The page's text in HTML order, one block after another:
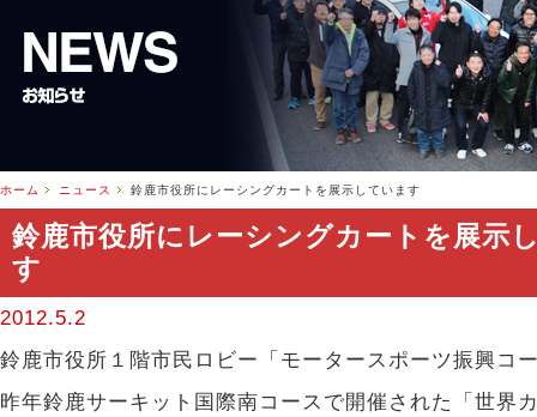
ホーム ニュース 鈴鹿市役所にレーシングカートを展示しています
鈴鹿市役所にレーシングカートを展示
す
2012.5.2
鈴鹿市役所１階市民ロビー「モータースポーツ振興コ
昨年鈴鹿サーキット国際南コースで開催された「世界